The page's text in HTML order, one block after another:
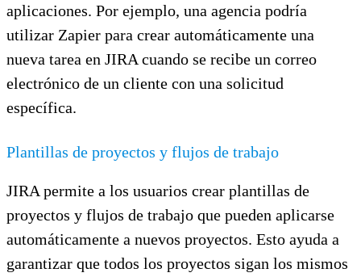
aplicaciones. Por ejemplo, una agencia podría
utilizar Zapier para crear automáticamente una
nueva tarea en JIRA cuando se recibe un correo
electrónico de un cliente con una solicitud
específica.
Plantillas de proyectos y flujos de trabajo
JIRA permite a los usuarios crear plantillas de
proyectos y flujos de trabajo que pueden aplicarse
automáticamente a nuevos proyectos. Esto ayuda a
garantizar que todos los proyectos sigan los mismos